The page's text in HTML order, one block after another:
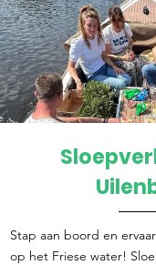
Direct
Stap aan boord en
op het Friese water!